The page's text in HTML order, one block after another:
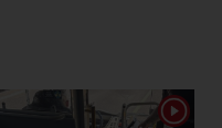
1